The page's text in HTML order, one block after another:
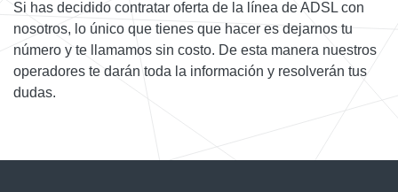
Si has decidido contratar oferta de la línea de ADSL con
nosotros, lo único que tienes que hacer es dejarnos tu
número y te llamamos sin costo. De esta manera nuestros
operadores te darán toda la información y resolverán tus
dudas.